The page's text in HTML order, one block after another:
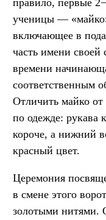
ученицы —
включающее в
часть имени своей
времени
соответственным
Отличить майко
по одежде: рукава
короче, а нижний
красный цвет.
Церемония
в смене этого
золотыми нитями.